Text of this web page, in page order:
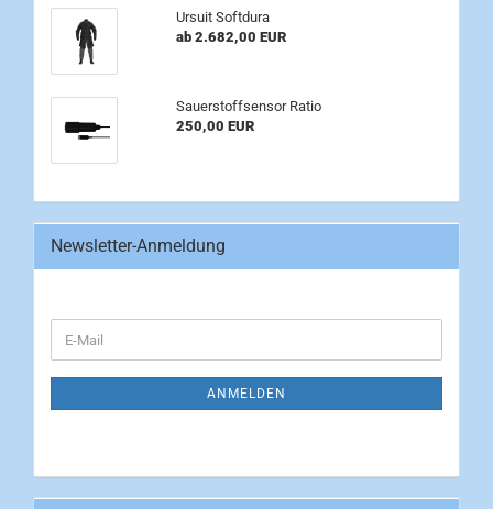
Ursuit Softdura
ab 2.682,00 EUR
Sauerstoffsensor Ratio
250,00 EUR
Newsletter-Anmeldung
ZUR
E-
Mail
ANMELDEN